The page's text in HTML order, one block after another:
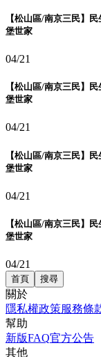
【松山區/南京三民】
堡世家
04/21
【松山區/南京三民】
堡世家
04/21
【松山區/南京三民】
堡世家
04/21
【松山區/南京三民】
堡世家
04/21
首頁 搜尋
關於
隱私權政策服務條
幫助
新版FAQ官方公告
其他